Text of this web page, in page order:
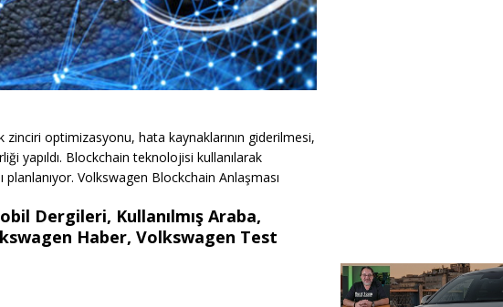
zinciri optimizasyonu, hata kaynaklarının giderilmesi,
yapıldı. Blockchain teknolojisi kullanılarak
Volkswagen Blockchain Anlaşması
Dergileri, Kullanılmış Araba,
Haber, Volkswagen Test